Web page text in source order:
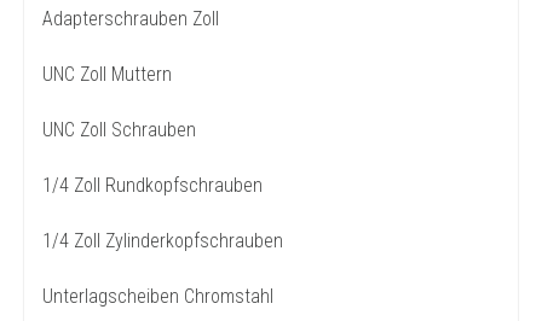
Adapterschrauben Zoll
UNC Zoll Muttern
UNC Zoll Schrauben
1/4 Zoll Rundkopfschrauben
1/4 Zoll Zylinderkopfschrauben
Unterlagscheiben Chromstahl